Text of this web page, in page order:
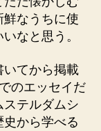
なうちに使
なと思う。
てから掲載
のエッセイだ
テルダムシ
から学べる